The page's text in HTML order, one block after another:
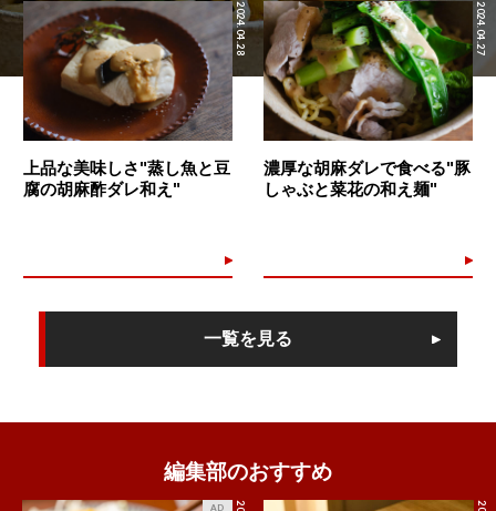
2024.04.28
上品な美味しさ"蒸し魚と豆
腐の胡麻酢ダレ和え"
2024.04.27
濃厚な胡麻ダレで食べる"豚
しゃぶと菜花の和え麺"
一覧を見る
編集部のおすすめ
AD